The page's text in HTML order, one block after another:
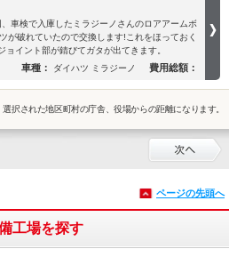
車検で入庫したミラジーノさんのロアアームボ
が破れていたので交換します!これをほっておく
イント部が錆びてガタが出てきます。
車種： ダイハツ ミラジーノ 費用総額：
択された地区町村の庁舎、役場からの距離になります。
ページの先頭へ
工場を探す